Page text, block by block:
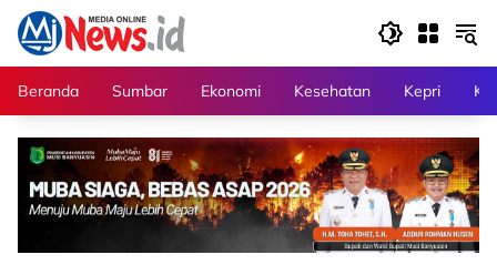
Langsung
konten
Beranda
Sumbar Ekonomi Kesehatan Kepri